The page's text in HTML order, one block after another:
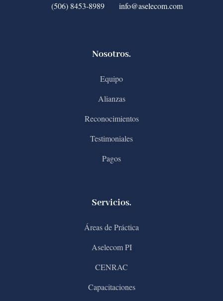
(506) 8453-8989
info@aselecom.com
Nosotros.
Equipo
Alianzas
Reconocimientos
Testimoniales
Pagos
Servicios.
Áreas de Práctica
Aselecom PI
CENRAC
Capacitaciones